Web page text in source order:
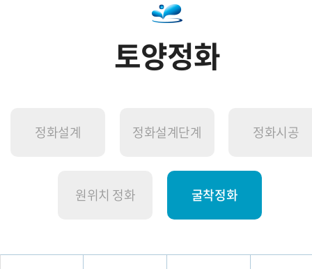
토양정화
정화설계 정화설계단계 정화시공
원위치 정화 굴착정화